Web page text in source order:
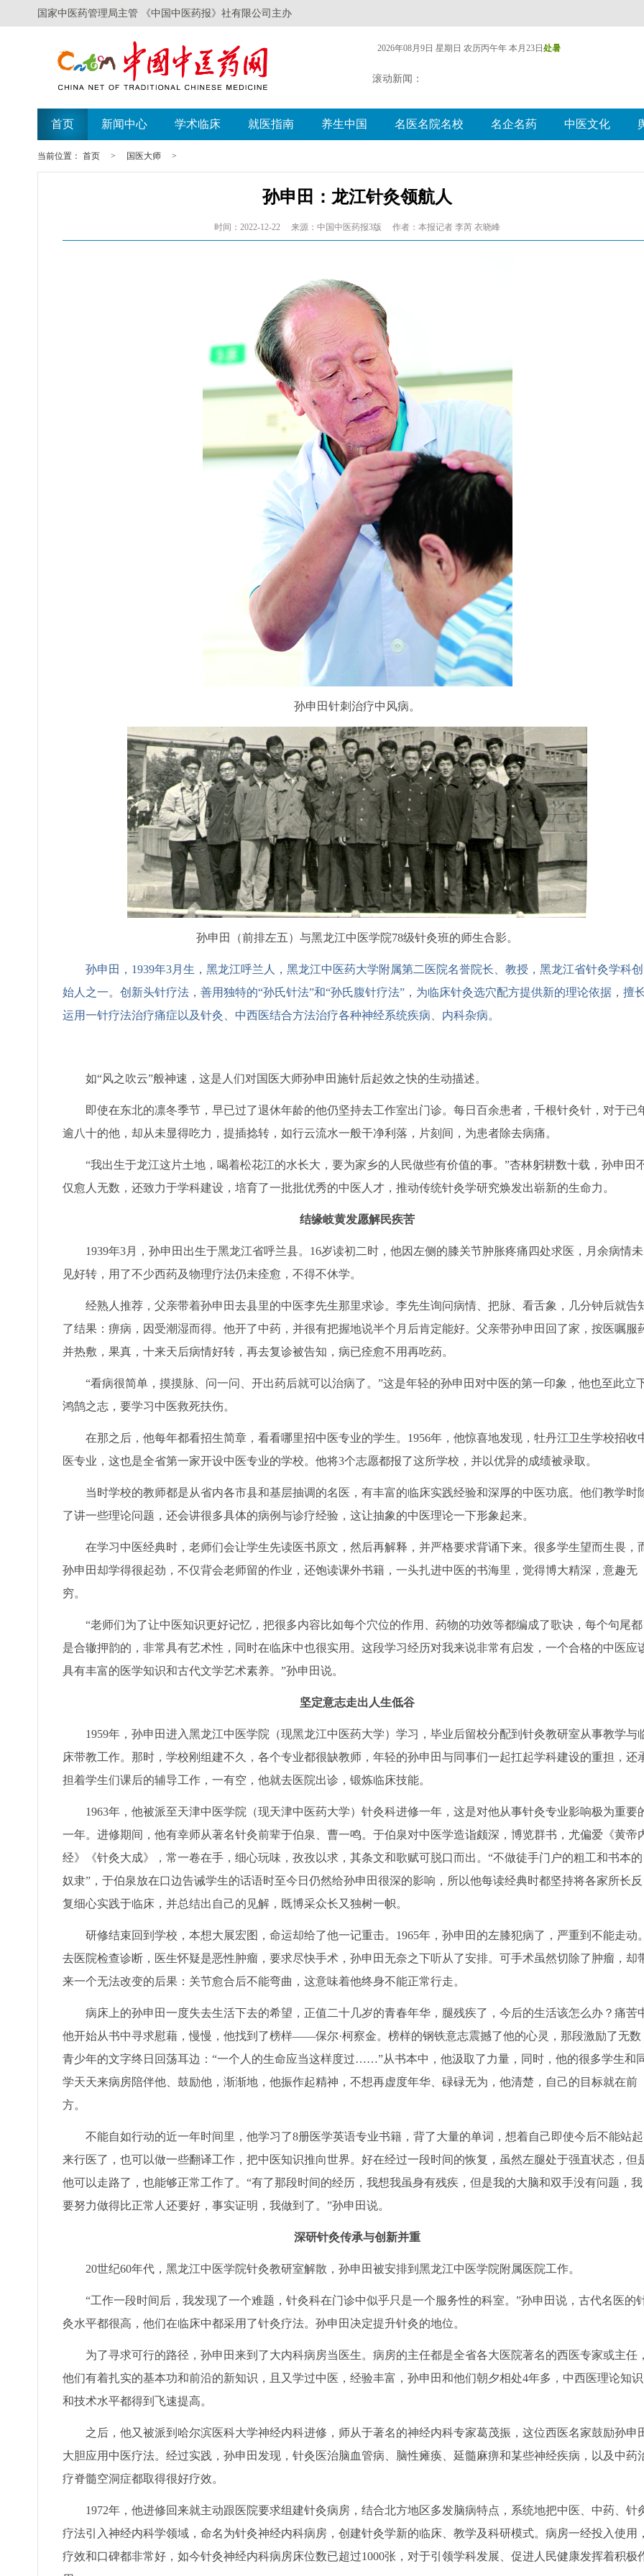
国家中医药管理局主管 《中国中医药报》社有限公司主办
2026年08月9日 星期日 农历丙午年 本月23日 处暑
滚动新闻：
首页 新闻中心 学术临床 就医指南 养生中国 名医名院名校 名企名药 中医文化
当前位置： 首页 > 国医大师 >
孙申田：龙江针灸领航人
时间：2022-12-22 来源：中国中医药报3版 作者：本报记者 李芮 衣晓峰
孙申田针刺治疗中风病。
孙申田（前排左五）与黑龙江中医学院78级针灸班的师生合影。
孙申田，1939年3月生，黑龙江呼兰人，黑龙江中医药大学附属第二医院名誉院长、教授，黑龙江省针灸学科创
始人之一。创新头针疗法，善用独特的“孙氏针法”和“孙氏腹针疗法”，为临床针灸选穴配方提供新的理论依据，擅
运用一针疗法治疗痛症以及针灸、中西医结合方法治疗各种神经系统疾病、内科杂病。
如“风之吹云”般神速，这是人们对国医大师孙申田施针后起效之快的生动描述。
即使在东北的凛冬季节，早已过了退休年龄的他仍坚持去工作室出门诊。每日百余患者，千根针灸针，对于已
逾八十的他，却从未显得吃力，提插捻转，如行云流水一般干净利落，片刻间，为患者除去病痛。
“我出生于龙江这片土地，喝着松花江的水长大，要为家乡的人民做些有价值的事。”杏林躬耕数十载，孙申田
仅愈人无数，还致力于学科建设，培育了一批批优秀的中医人才，推动传统针灸学研究焕发出崭新的生命力。
结缘岐黄发愿解民疾苦
1939年3月，孙申田出生于黑龙江省呼兰县。16岁读初二时，他因左侧的膝关节肿胀疼痛四处求医，月余病情未
见好转，用了不少西药及物理疗法仍未痊愈，不得不休学。
经熟人推荐，父亲带着孙申田去县里的中医李先生那里求诊。李先生询问病情、把脉、看舌象，几分钟后就告
了结果：痹病，因受潮湿而得。他开了中药，并很有把握地说半个月后肯定能好。父亲带孙申田回了家，按医嘱服
并热敷，果真，十来天后病情好转，再去复诊被告知，病已痊愈不用再吃药。
“看病很简单，摸摸脉、问一问、开出药后就可以治病了。”这是年轻的孙申田对中医的第一印象，他也至此立
鸿鹄之志，要学习中医救死扶伤。
在那之后，他每年都看招生简章，看看哪里招中医专业的学生。1956年，他惊喜地发现，牡丹江卫生学校招收
医专业，这也是全省第一家开设中医专业的学校。他将3个志愿都报了这所学校，并以优异的成绩被录取。
当时学校的教师都是从省内各市县和基层抽调的名医，有丰富的临床实践经验和深厚的中医功底。他们教学时
了讲一些理论问题，还会讲很多具体的病例与诊疗经验，这让抽象的中医理论一下形象起来。
在学习中医经典时，老师们会让学生先读医书原文，然后再解释，并严格要求背诵下来。很多学生望而生畏，
孙申田却学得很起劲，不仅背会老师留的作业，还饱读课外书籍，一头扎进中医的书海里，觉得博大精深，意趣无
穷。
“老师们为了让中医知识更好记忆，把很多内容比如每个穴位的作用、药物的功效等都编成了歌诀，每个句尾都
是合辙押韵的，非常具有艺术性，同时在临床中也很实用。这段学习经历对我来说非常有启发，一个合格的中医应
具有丰富的医学知识和古代文学艺术素养。”孙申田说。
坚定意志走出人生低谷
1959年，孙申田进入黑龙江中医学院（现黑龙江中医药大学）学习，毕业后留校分配到针灸教研室从事教学与
床带教工作。那时，学校刚组建不久，各个专业都很缺教师，年轻的孙申田与同事们一起扛起学科建设的重担，还
担着学生们课后的辅导工作，一有空，他就去医院出诊，锻炼临床技能。
1963年，他被派至天津中医学院（现天津中医药大学）针灸科进修一年，这是对他从事针灸专业影响极为重要
一年。进修期间，他有幸师从著名针灸前辈于伯泉、曹一鸣。于伯泉对中医学造诣颇深，博览群书，尤偏爱《黄帝
经》《针灸大成》，常一卷在手，细心玩味，孜孜以求，其条文和歌赋可脱口而出。“不做徒手门户的粗工和书本的
奴隶”，于伯泉放在口边告诫学生的话语时至今日仍然给孙申田很深的影响，所以他每读经典时都坚持将各家所长反
复细心实践于临床，并总结出自己的见解，既博采众长又独树一帜。
研修结束回到学校，本想大展宏图，命运却给了他一记重击。1965年，孙申田的左膝犯病了，严重到不能走动。
去医院检查诊断，医生怀疑是恶性肿瘤，要求尽快手术，孙申田无奈之下听从了安排。可手术虽然切除了肿瘤，却
来一个无法改变的后果：关节愈合后不能弯曲，这意味着他终身不能正常行走。
病床上的孙申田一度失去生活下去的希望，正值二十几岁的青春年华，腿残疾了，今后的生活该怎么办？痛苦
他开始从书中寻求慰藉，慢慢，他找到了榜样——保尔·柯察金。榜样的钢铁意志震撼了他的心灵，那段激励了无数
青少年的文字终日回荡耳边：“一个人的生命应当这样度过……”从书本中，他汲取了力量，同时，他的很多学生和
学天天来病房陪伴他、鼓励他，渐渐地，他振作起精神，不想再虚度年华、碌碌无为，他清楚，自己的目标就在前
方。
不能自如行动的近一年时间里，他学习了8册医学英语专业书籍，背了大量的单词，想着自己即使今后不能站起
来行医了，也可以做一些翻译工作，把中医知识推向世界。好在经过一段时间的恢复，虽然左腿处于强直状态，但
他可以走路了，也能够正常工作了。“有了那段时间的经历，我想我虽身有残疾，但是我的大脑和双手没有问题，我
要努力做得比正常人还要好，事实证明，我做到了。”孙申田说。
深研针灸传承与创新并重
20世纪60年代，黑龙江中医学院针灸教研室解散，孙申田被安排到黑龙江中医学院附属医院工作。
“工作一段时间后，我发现了一个难题，针灸科在门诊中似乎只是一个服务性的科室。”孙申田说，古代名医的
灸水平都很高，他们在临床中都采用了针灸疗法。孙申田决定提升针灸的地位。
为了寻求可行的路径，孙申田来到了大内科病房当医生。病房的主任都是全省各大医院著名的西医专家或主任，
他们有着扎实的基本功和前沿的新知识，且又学过中医，经验丰富，孙申田和他们朝夕相处4年多，中西医理论知识
和技术水平都得到飞速提高。
之后，他又被派到哈尔滨医科大学神经内科进修，师从于著名的神经内科专家葛茂振，这位西医名家鼓励孙申
大胆应用中医疗法。经过实践，孙申田发现，针灸医治脑血管病、脑性瘫痪、延髓麻痹和某些神经疾病，以及中药
疗脊髓空洞症都取得很好疗效。
1972年，他进修回来就主动跟医院要求组建针灸病房，结合北方地区多发脑病特点，系统地把中医、中药、针
疗法引入神经内科学领域，命名为针灸神经内科病房，创建针灸学新的临床、教学及科研模式。病房一经投入使用，
疗效和口碑都非常好，如今针灸神经内科病房床位数已超过1000张，对于引领学科发展、促进人民健康发挥着积极